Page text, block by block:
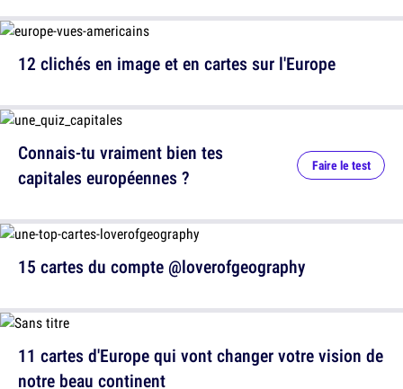
12 clichés en image et en cartes sur l'Europe
15 cartes du compte @loverofgeography
Connais-tu vraiment bien tes
capitales européennes ?
Faire le test
11 cartes d'Europe qui vont changer votre vision de
notre beau continent